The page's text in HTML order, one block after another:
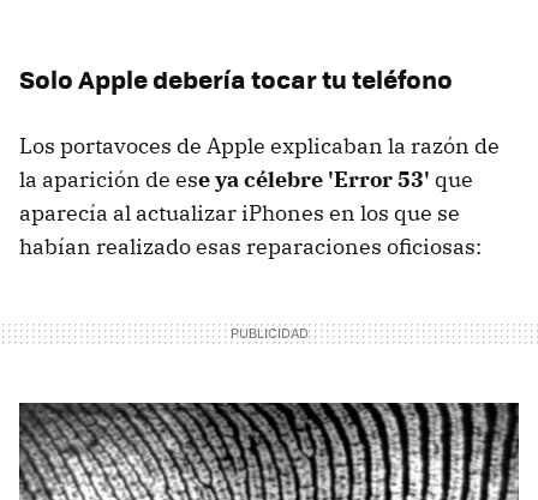
Solo Apple debería tocar tu teléfono
Los portavoces de Apple explicaban la razón de
la aparición de ese ya célebre 'Error 53' que
aparecía al actualizar iPhones en los que se
habían realizado esas reparaciones oficiosas: